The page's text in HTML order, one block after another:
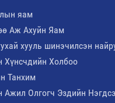
яам
Аж Ахуйн Яам
хууль шинэчилсэн
Хүнсчдийн Холбоо
Танхим
Ажил Олгогч Эздийн